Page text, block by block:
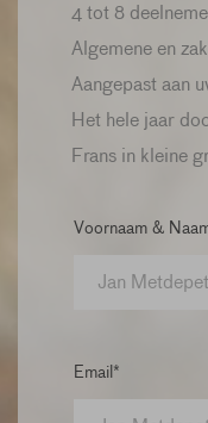
4 tot 8
Algemene en
Aangepast aan
Het hele jaar
Frans in kleine
Voornaam &
Email*